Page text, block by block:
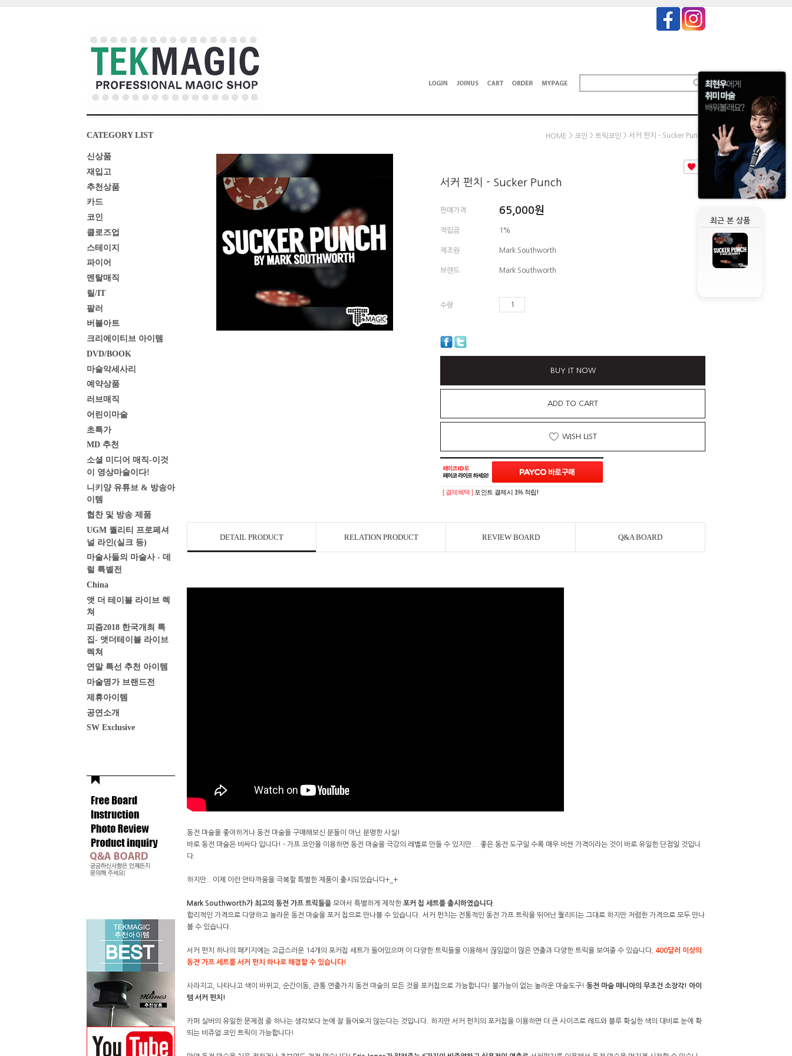
최근 본 상품
CATEGORY LIST
신상품
재입고
추천상품
카드
코인
클로즈업
스테이지
파이어
멘탈매직
릴/IT
팔러
버블아트
크리에이티브 아이템
DVD/BOOK
마술악세사리
예약상품
러브매직
어린이마술
초특가
MD 추천
소셜 미디어 매직-이것
이 영상마술이다!
니키양 유튜브 & 방송아
이템
협찬 및 방송 제품
UGM 퀄리티 프로페셔
널 라인(실크 등)
마술사들의 마술사 - 데
럴 특별전
China
앳 더 테이블 라이브 렉
쳐
피즘2018 한국개최 특
집- 앳더테이블 라이브
렉쳐
연말 특선 추천 아이템
마술명가 브랜드전
제휴아이템
공연소개
SW Exclusive
HOME > 코인 > 트릭코인 > 서커 펀치 - Sucker Punch
서커 펀치 - Sucker Punch
판매가격 65,000원
적립금 1%
제조원 Mark Southworth
브랜드 Mark Southworth
수량
BUY IT NOW
ADD TO CART
WISH LIST
[ 결제혜택 ] 포인트 결제시 1% 적립!
DETAIL PRODUCT RELATION PRODUCT REVIEW BOARD Q&A BOARD
동전 마술을 좋아하거나 동전 마술을 구매해보신 분들이 아닌 분명한 사실!
바로 동전 마술은 비싸다 입니다! - 가프 코인을 이용하면 동전 마술을 극강의 레벨로 만들 수 있지만... 좋은 동전 도구일 수록 매우 비싼 가격이라는 것이 바로 유일한 단점일 것입니
다.
하지만.. 이제 이런 안타까움을 극복할 특별한 제품이 출시되었습니다+_+
Mark Southworth가 최고의 동전 가프 트릭들을 모아서 특별하게 제작한 포커 칩 세트를 출시하였습니다.
합리적인 가격으로 다양하고 놀라운 동전 마술을 포커 칩으로 만나볼 수 있습니다. 서커 펀치는 전통적인 동전 가프 트릭을 뛰어난 퀄리티는 그대로 하지만 저렴한 가격으로 모두 만나
볼 수 있습니다.
서커 펀치 하나의 패키지에는 고급스러운 14개의 포커칩 세트가 들어있으며 이 다양한 트릭들을 이용해서 끊임없이 많은 연출과 다양한 트릭을 보여줄 수 있습니다 . 400달러 이상의
동전 가프 세트를 서커 펀치 하나로 해결할 수 있습니다!
사라지고, 나타나고 색이 바뀌고, 순간이동, 관통 연출가지 동전 마술의 모든 것을 포커칩으로 가능합니다! 불가능이 없는 놀라운 마술도구! 동전 마술 매니아의 무조건 소장각! 아이
템 서커 펀치!
카퍼 실버의 유일한 문제점 중 하나는 생각보다 눈에 잘 들어오지 않는다는 것입니다. 하지만 서커 펀치의 포커칩을 이용하면 더 큰 사이즈로 레드와 블루 확실한 색의 대비로 눈에 확
띄는 비쥬얼 코인 트릭이 가능합니다!